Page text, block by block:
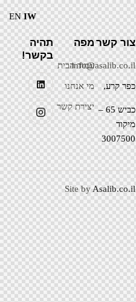
צור קשר
info@asalib.co.il
כפר קרע,
כביש 65 –
מיקוד
3007500
מפה
עמוד הבית
מי אנחנו
יצירת קשר
תהיה
בקשר!
Site byAsalib.co.il
EN IW